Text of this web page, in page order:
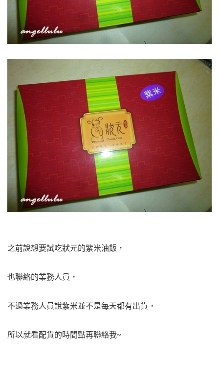
之前說想要試吃狀元的紫米油飯，
也聯絡的業務人員，
不過業務人員說紫米並不是每天都有出貨，
所以就看配貨的時間點再聯絡我~